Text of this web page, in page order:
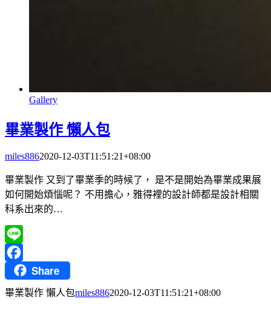
Gallery
畢業製作 懶人包
miles8862020-12-03T11:51:21+08:00
畢業製作 又到了畢業季的時候了， 是不是開始為畢業成果展
如何開始煩惱呢？ 不用擔心，雅得裡的設計師都是設計相關
科系出來的…
Line
FacebookShare
畢業製作 懶人包miles8862020-12-03T11:51:21+08:00